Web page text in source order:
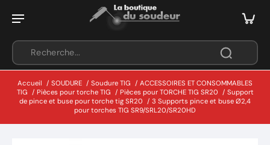
Accueil / SOUDURE / Soudure TIG / ACCESSOIRES ET CONSOMMABLES
TIG / Pièces pour torche TIG / Pièces pour TORCHE TIG SR20 / Support
de pince et buse pour torche tig SR20 / 3 Supports pince et buse Ø2,4
pour torches TIG SR9/SRL20/SR20HD